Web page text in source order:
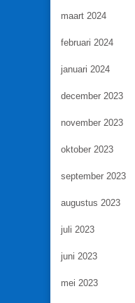
maart 2024
februari 2024
januari 2024
december 2023
november 2023
oktober 2023
september 2023
augustus 2023
juli 2023
juni 2023
mei 2023